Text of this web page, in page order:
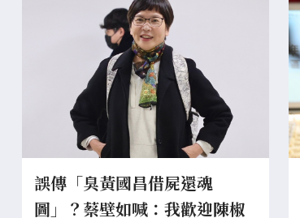
誤傳「臭黃國昌借屍還魂
圖」？蔡壁如喊：我歡迎陳椒